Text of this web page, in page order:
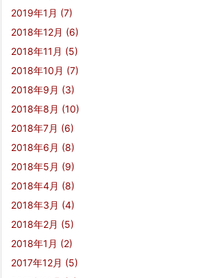
2019年1月 (7)
2018年12月 (6)
2018年11月 (5)
2018年10月 (7)
2018年9月 (3)
2018年8月 (10)
2018年7月 (6)
2018年6月 (8)
2018年5月 (9)
2018年4月 (8)
2018年3月 (4)
2018年2月 (5)
2018年1月 (2)
2017年12月 (5)